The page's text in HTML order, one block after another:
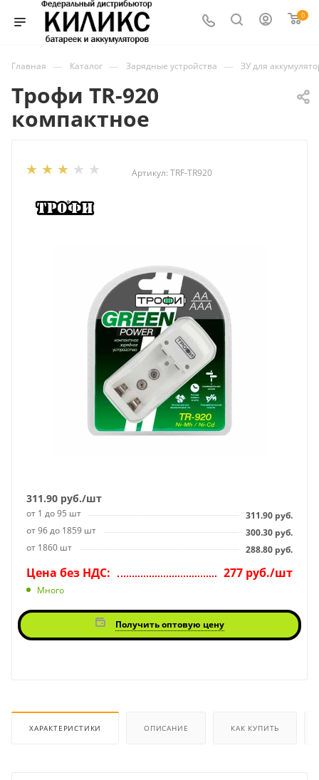
0
Главная — Каталог — Зарядные устройства — ЗУ для
Трофи TR-920
компактное
Артикул: TRF-TR920
311.90 руб./шт
от 1 до 95 шт 311.90 руб.
от 96 до 1859 шт
300.30 руб.
от 1860 шт
288.80 руб.
Цена без НДС: 277 руб./шт
Много
Получить оптовую цену
ХАРАКТЕРИСТИКИ ОПИСАНИЕ КАК КУПИТЬ